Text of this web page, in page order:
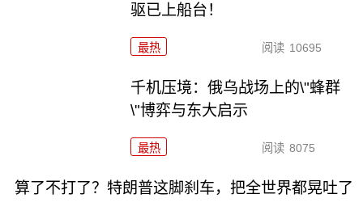
驱已上船台！
最热 阅读 10695
千机压境：俄乌战场上的\"蜂群
\"博弈与东大启示
最热 阅读 8075
算了不打了？特朗普这脚刹车，把全世界都晃吐了